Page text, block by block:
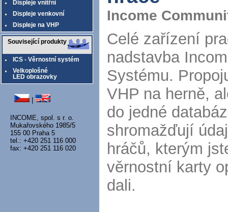
Displeje vnitřní
Displeje venkovní
Displeje na VHP
Související produkty
ICS - Věrnostní systém
Velkoplošné
LED obrazovky
INCOME, spol. s r. o.
Mukařovského 1985/5
155 00 Praha 5
tel.: +420 251 116 000
fax: +420 251 116 020
Income
Celé zařízení
nadstavba
Systému.
VHP na herně,
do jedné
shromažďují
hráčů, kterým
věrnostní karty
dali.